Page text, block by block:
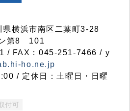
横浜市南区二葉町3-28
ン第8 101
/ FAX：045-251-7466 / y
ho.ne.jp
/ 定休日：土曜日・日曜
付可